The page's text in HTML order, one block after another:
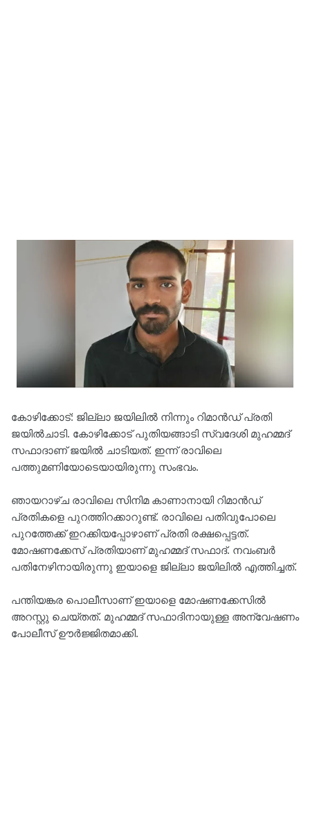
കോഴിക്കോട്: ജില്ലാ ജയിലില്‍ നിന്നും റിമാന്‍ഡ് പ്രതി
ജയില്‍ചാടി. കോഴിക്കോട് പുതിയങ്ങാടി സ്വദേശി മുഹമ്മദ്
സഫാദാണ് ജയില്‍ ചാടിയത്. ഇന്ന് രാവിലെ
പത്തുമണിയോടെയായിരുന്നു സംഭവം.
ഞായറാഴ്ച രാവിലെ സിനിമ കാണാനായി റിമാന്‍ഡ്
പ്രതികളെ പുറത്തിറക്കാറുണ്ട്. രാവിലെ പതിവുപോലെ
പുറത്തേക്ക് ഇറക്കിയപ്പോഴാണ് പ്രതി രക്ഷപ്പെട്ടത്.
മോഷണക്കേസ് പ്രതിയാണ് മുഹമ്മദ് സഫാദ്. നവംബർ
പതിനേഴിനായിരുന്നു ഇയാളെ ജില്ലാ ജയിലില്‍ എത്തിച്ചത്.
പന്തിയങ്കര പൊലീസാണ് ഇയാളെ മോഷണക്കേസില്‍
അറസ്റ്റു ചെയ്തത്. മുഹമ്മദ് സഫാദിനായുള്ള അന്വേഷണം
പോലീസ് ഊര്‍ജ്ജിതമാക്കി.